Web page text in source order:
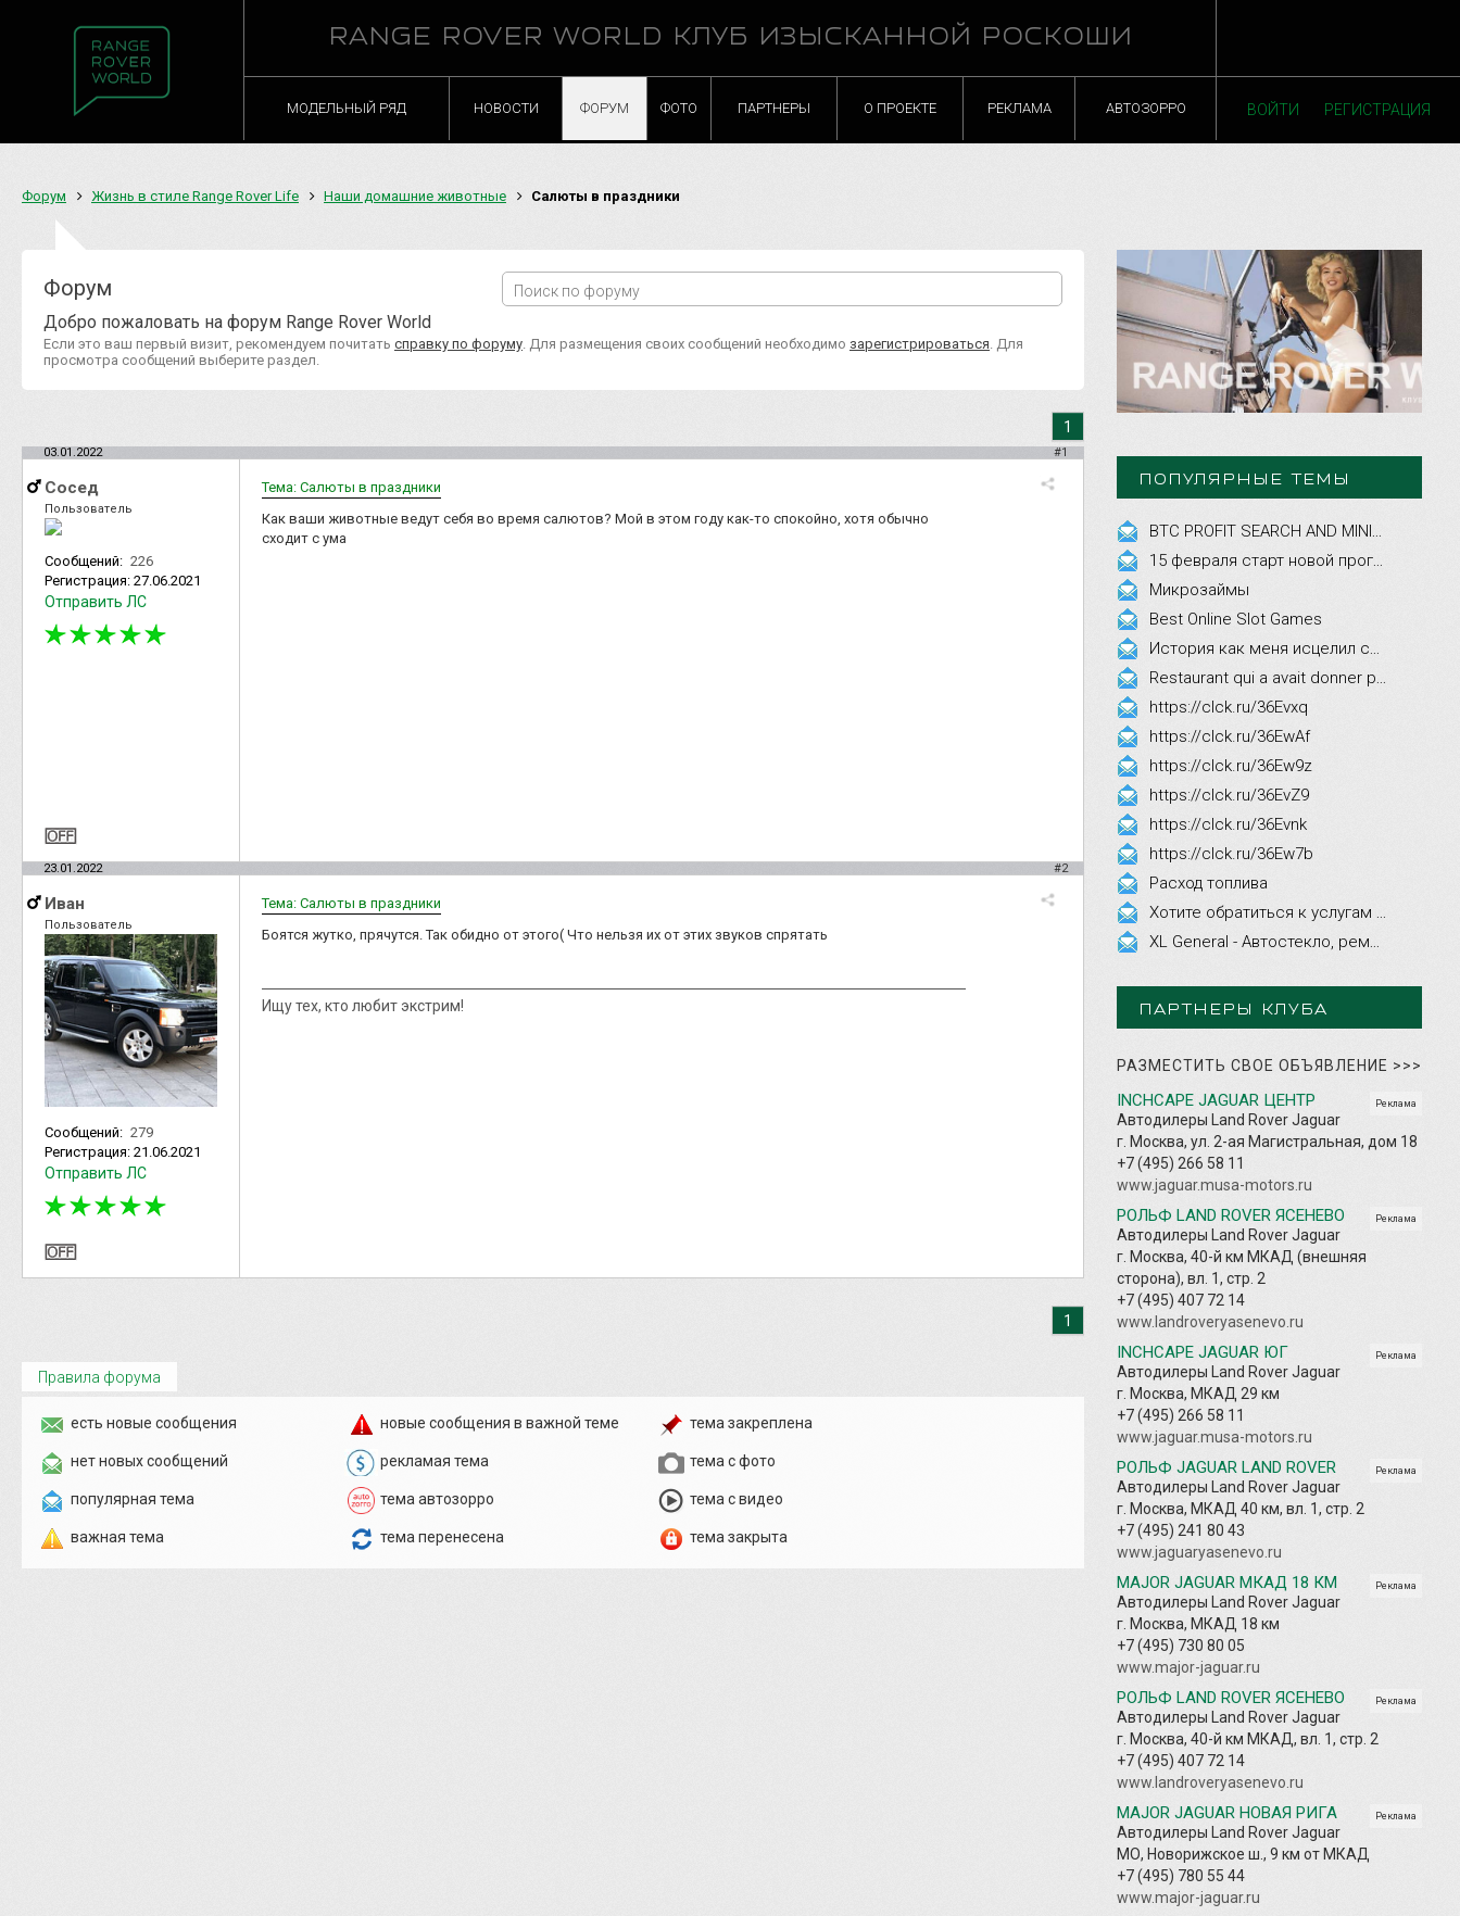
RANGE ROVER WORLD КЛУБ ИЗЫСКАННОЙ РОСКОШИ
МОДЕЛЬНЫЙ РЯД НОВОСТИ ФОРУМ ФОТО ПАРТНЕРЫ О ПРОЕКТЕ РЕКЛАМА АВТОЗОРРО ВОЙТИ РЕГИСТРАЦИЯ
Форум Жизнь в стиле Range Rover Life Наши домашние животные Салюты в праздники
Форум
Добро пожаловать на форум Range Rover World
Если это ваш первый визит, рекомендуем почитать справку по форуму . Для размещения своих сообщений необходимо зарегистрироваться . Для
просмотра сообщений выберите раздел.
1
03.01.2022 #1
Сосед
Пользователь
Сообщений: 226
Регистрация: 27.06.2021
Отправить ЛС
Тема: Салюты в праздники
Как ваши животные ведут себя во время салютов? Мой в этом году как-то спокойно, хотя обычно
сходит с ума
23.01.2022 #2
Иван
Пользователь
Сообщений: 279
Регистрация: 21.06.2021
Отправить ЛС
Тема: Салюты в праздники
Боятся жутко, прячутся. Так обидно от этого( Что нельзя их от этих звуков спрятать
Ищу тех, кто любит экстрим!
1
Правила форума
есть новые сообщения
нет новых сообщений
популярная тема
важная тема
новые сообщения в важной теме
рекламая тема
тема автозорро
тема перенесена
тема закреплена
тема с фото
тема с видео
тема закрыта
ПОПУЛЯРНЫЕ ТЕМЫ
Микрозаймы
Best Online Slot Games
https://clck.ru/36Evxq
https://clck.ru/36EwAf
https://clck.ru/36Ew9z
https://clck.ru/36EvZ9
https://clck.ru/36Evnk
https://clck.ru/36Ew7b
Расход топлива
ПАРТНЕРЫ КЛУБА
РАЗМЕСТИТЬ СВОЕ ОБЪЯВЛЕНИЕ >>>
Реклама
INCHCAPE JAGUAR ЦЕНТР
Автодилеры Land Rover Jaguar
г. Москва, ул. 2-ая Магистральная, дом 18
+7 (495) 266 58 11
www.jaguar.musa-motors.ru
Реклама
РОЛЬФ LAND ROVER ЯСЕНЕВО
Автодилеры Land Rover Jaguar
г. Москва, 40-й км МКАД (внешняя
сторона), вл. 1, стр. 2
+7 (495) 407 72 14
www.landroveryasenevo.ru
Реклама
INCHCAPE JAGUAR ЮГ
Автодилеры Land Rover Jaguar
г. Москва, МКАД 29 км
+7 (495) 266 58 11
www.jaguar.musa-motors.ru
Реклама
РОЛЬФ JAGUAR LAND ROVER
Автодилеры Land Rover Jaguar
г. Москва, МКАД 40 км, вл. 1, стр. 2
+7 (495) 241 80 43
www.jaguaryasenevo.ru
Реклама
MAJOR JAGUAR МКАД 18 КМ
Автодилеры Land Rover Jaguar
г. Москва, МКАД 18 км
+7 (495) 730 80 05
www.major-jaguar.ru
Реклама
РОЛЬФ LAND ROVER ЯСЕНЕВО
Автодилеры Land Rover Jaguar
г. Москва, 40-й км МКАД, вл. 1, стр. 2
+7 (495) 407 72 14
www.landroveryasenevo.ru
Реклама
MAJOR JAGUAR НОВАЯ РИГА
Автодилеры Land Rover Jaguar
МО, Новорижское ш., 9 км от МКАД
+7 (495) 780 55 44
www.major-jaguar.ru